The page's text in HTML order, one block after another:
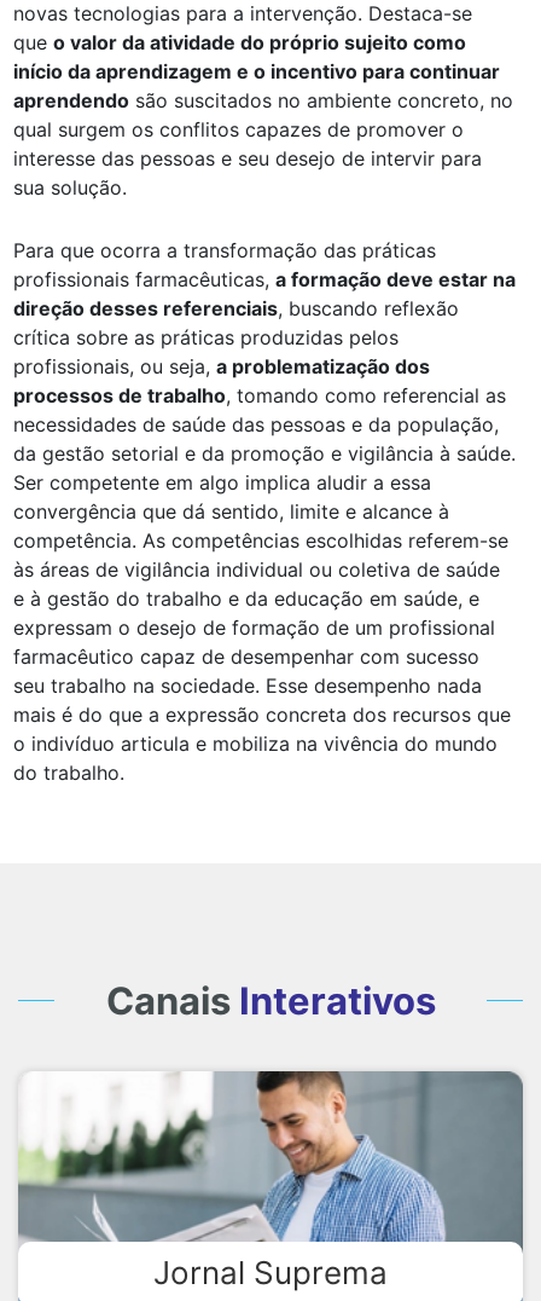
novas tecnologias para a intervenção. Destaca-se
queo valor da atividade do próprio sujeito como
início da aprendizagem e o incentivo para continuar
aprendendo são suscitados no ambiente concreto, no
qual surgem os conflitos capazes de promover o
interesse das pessoas e seu desejo de intervir para
sua solução.
Para que ocorra a transformação das práticas
profissionais farmacêuticas,a formação deve estar na
direção desses referenciais, buscando reflexão
crítica sobre as práticas produzidas pelos
profissionais, ou seja,a problematização dos
processos de trabalho, tomando como referencial as
necessidades de saúde das pessoas e da população,
da gestão setorial e da promoção e vigilância à saúde.
Ser competente em algo implica aludir a essa
convergência que dá sentido, limite e alcance à
competência. As competências escolhidas referem-se
às áreas de vigilância individual ou coletiva de saúde
e à gestão do trabalho e da educação em saúde, e
expressam o desejo de formação de um profissional
farmacêutico capaz de desempenhar com sucesso
seu trabalho na sociedade. Esse desempenho nada
mais é do que a expressão concreta dos recursos que
o indivíduo articula e mobiliza na vivência do mundo
do trabalho.
Canais Interativos
Jornal Suprema